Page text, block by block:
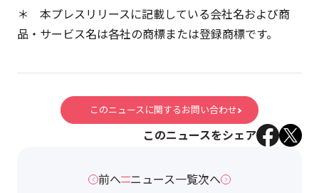
＊ 本プレスリリースに記載している会社名および商
品・サービス名は各社の商標または登録商標です。
このニュースに関するお問い合わせ
このニュースをシェア
前へ ニュース一覧次へ